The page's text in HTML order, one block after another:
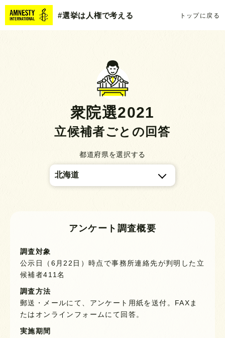
#選挙は人権で考える トップに戻る
衆院選2021
立候補者ごとの回答
都道府県を選択する
アンケート調査概要
調査対象
公示日（6月22日）時点で事務所連絡先が判明した立
候補者411名
調査方法
郵送・メールにて、アンケート用紙を送付。FAXま
たはオンラインフォームにて回答。
実施期間